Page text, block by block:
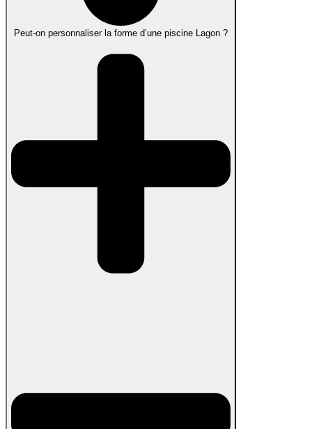
Peut-on personnaliser la forme d’une piscine Lagon ?